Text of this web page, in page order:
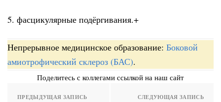
5. фасцикулярные подёргивания.+
Непрерывное медицинское образование: Боковой
амиотрофический склероз (БАС).
Поделитесь с коллегами ссылкой на наш сайт
ПРЕДЫДУЩАЯ ЗАПИСЬ СЛЕДУЮЩАЯ ЗАПИСЬ